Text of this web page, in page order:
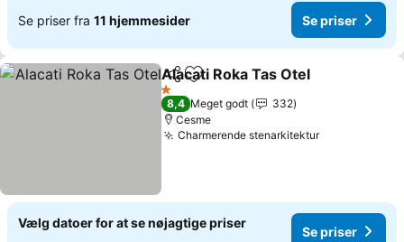
Se priser fra 11 hjemmesider Se priser
Del Føj til favoritter
Alacati Roka Tas Otel
1 Stjerner
8,4 Meget godt
332
Cesme
Charmerende stenarkitekturSe priser
Vælg datoer for at se nøjagtige priser
Se priser